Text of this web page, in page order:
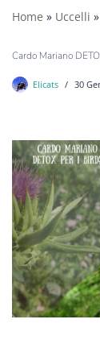
Home » Uccelli »
Cardo Mariano
Elicats 30